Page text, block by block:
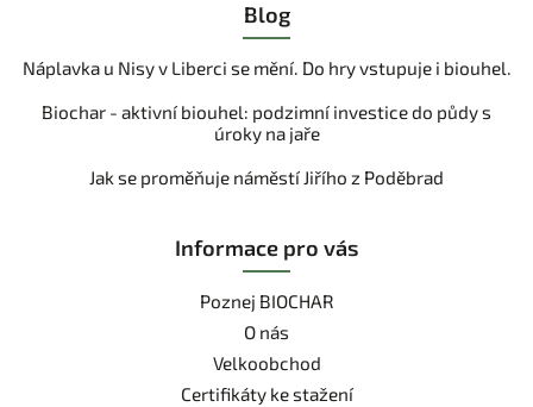
Blog
Náplavka u Nisy v Liberci se mění. Do hry vstupuje i biouhel.
Biochar - aktivní biouhel: podzimní investice do půdy s
úroky na jaře
Jak se proměňuje náměstí Jiřího z Poděbrad
Informace pro vás
Poznej BIOCHAR
O nás
Velkoobchod
Certifikáty ke stažení